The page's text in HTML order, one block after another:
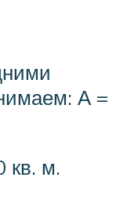
А =
кв. м.